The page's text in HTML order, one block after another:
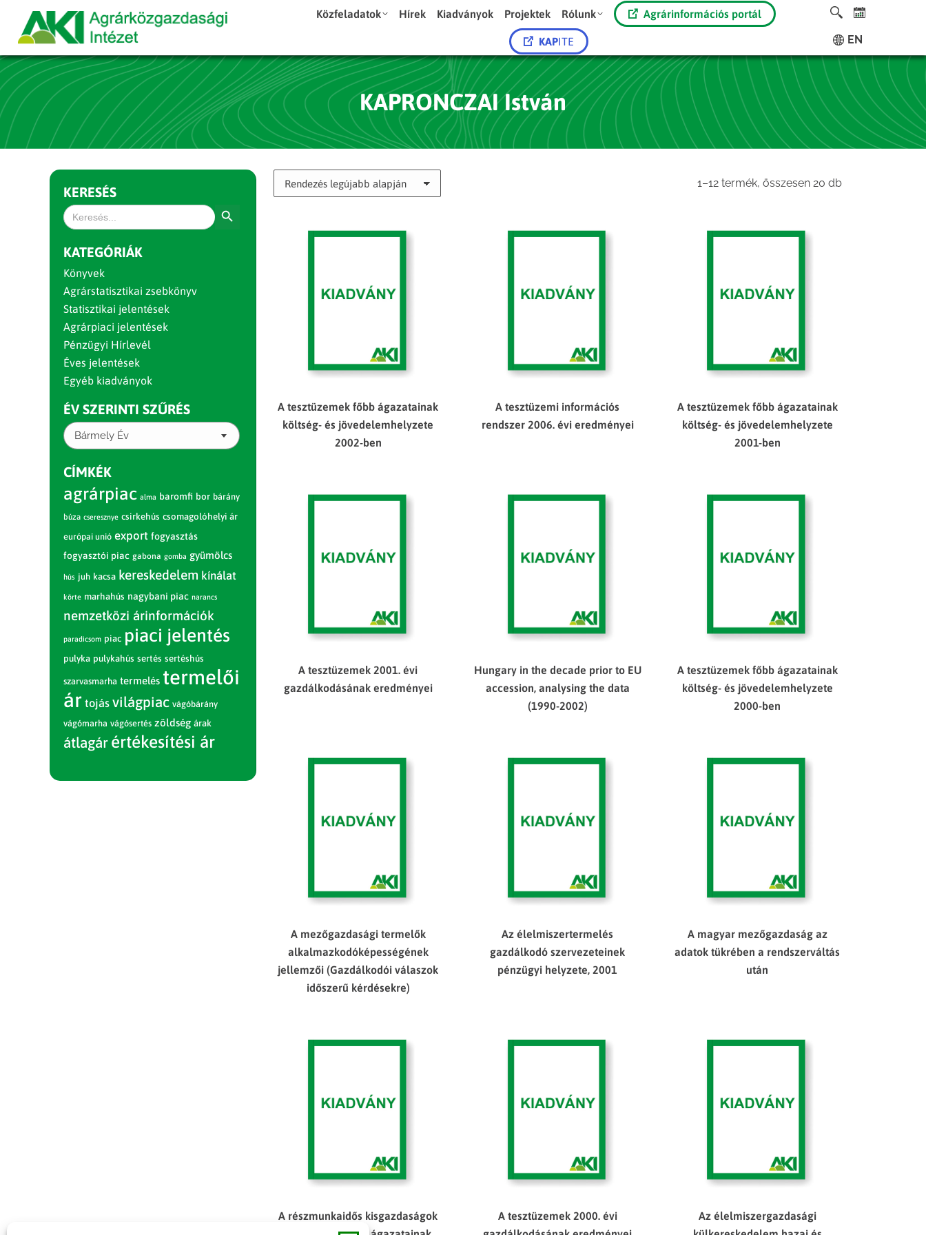
Közfeladatok Hírek Kiadványok Projektek Rólunk Agrárinformációs portál
KAPITE EN
KAPRONCZAI István
1–12 termék, összesen 20 dbSorted
A tesztüzemek főbb ágazatainak
költség- és jövedelemhelyzete
2002-ben
A tesztüzemi információs
rendszer 2006. évi eredményei
A tesztüzemek főbb ágazatainak
költség- és jövedelemhelyzete
2001-ben
A tesztüzemek 2001. évi
gazdálkodásának eredményei
Hungary in the decade prior to EU
accession, analysing the data
(1990-2002)
A tesztüzemek főbb ágazatainak
költség- és jövedelemhelyzete
2000-ben
A mezőgazdasági termelők
alkalmazkodóképességének
jellemzői (Gazdálkodói válaszok
időszerű kérdésekre)
Az élelmiszertermelés
gazdálkodó szervezeteinek
pénzügyi helyzete, 2001
A magyar mezőgazdaság az
adatok tükrében a rendszerváltás
után
A részmunkaidős kisgazdaságok
A tesztüzemek 2000. évi
Az élelmiszergazdasági
KERESÉS
Search
for:
KATEGÓRIÁK
Könyvek
Agrárstatisztikai zsebkönyv
Statisztikai jelentések
Agrárpiaci jelentések
Pénzügyi Hírlevél
Éves jelentések
Egyéb kiadványok
ÉV SZERINTI SZŰRÉS
Bármely Év
CÍMKÉK
agrárpiac alma baromfi bor bárány
búza cseresznye csirkehús csomagolóhelyi ár
európai unió export fogyasztás
fogyasztói piac gabona gomba gyümölcs
hús juh kacsa kereskedelem kínálat
körte marhahús nagybani piac narancs
nemzetközi árinformációk
paradicsom piac piaci jelentés
pulyka pulykahús sertés sertéshús
szarvasmarha termelés termelői
ár tojás világpiac vágóbárány
vágómarha vágósertés zöldség árak
átlagár értékesítési ár